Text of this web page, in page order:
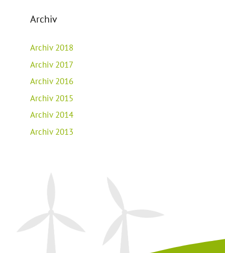
Archiv
Archiv 2018
Archiv 2017
Archiv 2016
Archiv 2015
Archiv 2014
Archiv 2013